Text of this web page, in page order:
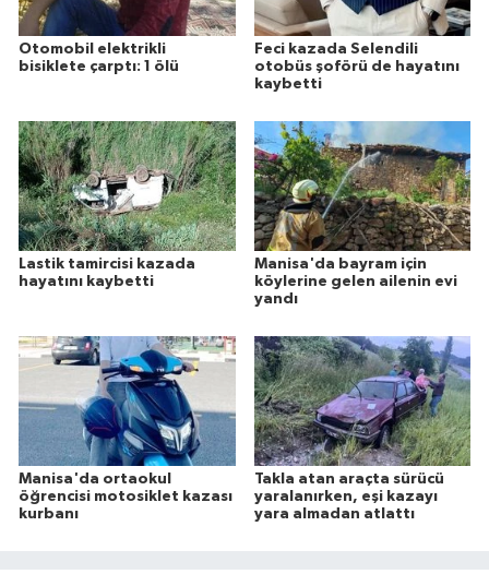
Otomobil elektrikli
bisiklete çarptı: 1 ölü
Feci kazada Selendili
otobüs şoförü de hayatını
kaybetti
Lastik tamircisi kazada
hayatını kaybetti
Manisa'da bayram için
köylerine gelen ailenin evi
yandı
Manisa'da ortaokul
öğrencisi motosiklet kazası
kurbanı
Takla atan araçta sürücü
yaralanırken, eşi kazayı
yara almadan atlattı